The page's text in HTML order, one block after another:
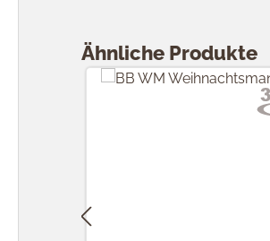
Ähnliche Produkte